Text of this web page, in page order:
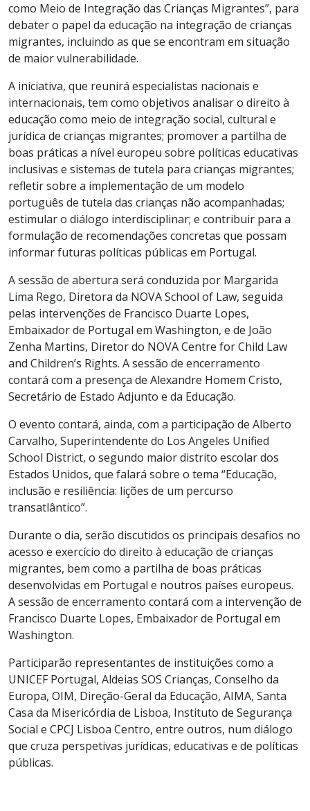
como Meio de Integração das Crianças Migrantes”, para
debater o papel da educação na integração de crianças
migrantes, incluindo as que se encontram em situação
de maior vulnerabilidade.
A iniciativa, que reunirá especialistas nacionais e
internacionais, tem como objetivos analisar o direito à
educação como meio de integração social, cultural e
jurídica de crianças migrantes; promover a partilha de
boas práticas a nível europeu sobre políticas educativas
inclusivas e sistemas de tutela para crianças migrantes;
refletir sobre a implementação de um modelo
português de tutela das crianças não acompanhadas;
estimular o diálogo interdisciplinar; e contribuir para a
formulação de recomendações concretas que possam
informar futuras políticas públicas em Portugal.
A sessão de abertura será conduzida por Margarida
Lima Rego, Diretora da NOVA School of Law, seguida
pelas intervenções de Francisco Duarte Lopes,
Embaixador de Portugal em Washington, e de João
Zenha Martins, Diretor do NOVA Centre for Child Law
and Children’s Rights. A sessão de encerramento
contará com a presença de Alexandre Homem Cristo,
Secretário de Estado Adjunto e da Educação.
O evento contará, ainda, com a participação de Alberto
Carvalho, Superintendente do Los Angeles Unified
School District, o segundo maior distrito escolar dos
Estados Unidos, que falará sobre o tema “Educação,
inclusão e resiliência: lições de um percurso
transatlântico”.
Durante o dia, serão discutidos os principais desafios no
acesso e exercício do direito à educação de crianças
migrantes, bem como a partilha de boas práticas
desenvolvidas em Portugal e noutros países europeus.
A sessão de encerramento contará com a intervenção de
Francisco Duarte Lopes, Embaixador de Portugal em
Washington.
Participarão representantes de instituições como a
UNICEF Portugal, Aldeias SOS Crianças, Conselho da
Europa, OIM, Direção-Geral da Educação, AIMA, Santa
Casa da Misericórdia de Lisboa, Instituto de Segurança
Social e CPCJ Lisboa Centro, entre outros, num diálogo
que cruza perspetivas jurídicas, educativas e de políticas
públicas.